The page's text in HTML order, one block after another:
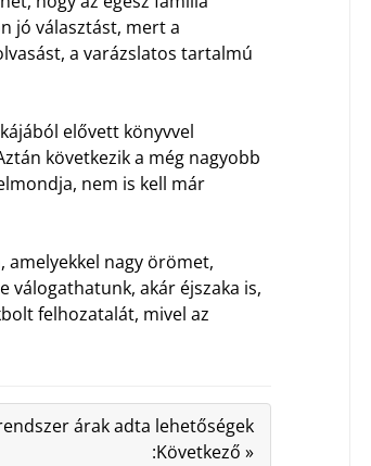
jó választást, mert a
a varázslatos tartalmú
elővett könyvvel
következik a még nagyobb
nem is kell már
amelyekkel nagy örömet,
válogathatunk, akár éjszaka is,
felhozatalát, mivel az
árak adta lehetőségek
:Következő »